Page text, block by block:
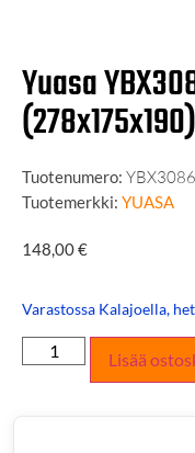
Yuasa
(278x175x190)
Tuotenumero: YBX3086
Tuotemerkki: YUASA
148,00€
Varastossa Kalajoella,
Lisää